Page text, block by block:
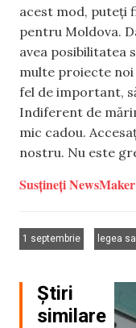
acest mod, puteți
pentru Moldova.
avea posibilitatea
multe proiecte noi
fel de important,
Indiferent de
mic cadou.
nostru. Nu este
Susțineți
1 septembrie
legea
Știri
similare